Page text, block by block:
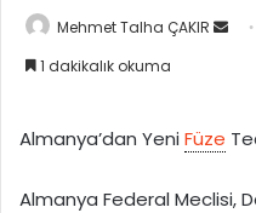
Mehmet Talha ÇAKIR
-
o
1 dakikalık okuma
Almanya’dan YeniFüze
Almanya Federal Meclisi,